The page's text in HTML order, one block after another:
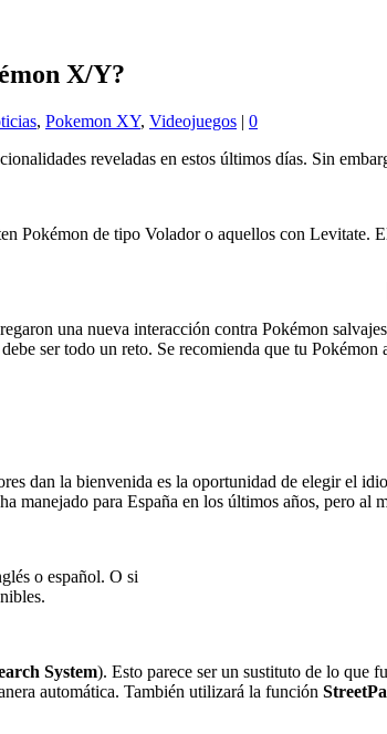
X/Y?
, Pokemon XY, Videojuegos | 0
reveladas en estos últimos días. Sin
Pokémon de tipo Volador o aquellos con
una nueva interacción contra Pokémon
ser todo un reto. Se recomienda que tu
dan la bienvenida es la oportunidad de elegir el
manejado para España en los últimos años, pero al
o español. O si
System). Esto parece ser un sustituto de lo que
automática. También utilizará la función